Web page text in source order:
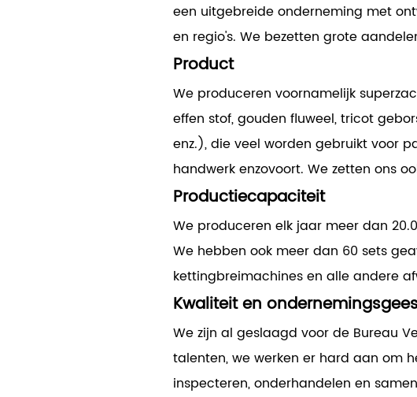
een uitgebreide onderneming met
en regio's. We bezetten grote
Product
We produceren voornamelijk
effen stof, gouden fluweel, tricot
enz.), die veel worden gebruikt voor
handwerk enzovoort. We zetten ons
Productiecapaciteit
We produceren elk jaar meer dan
We hebben ook meer dan 60 sets
kettingbreimachines en alle andere
Kwaliteit en
We zijn al geslaagd voor de Bureau
talenten, we werken er hard aan om
inspecteren, onderhandelen en